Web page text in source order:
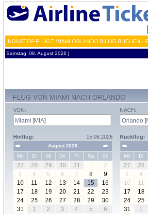
NONSTOP FLÜGE MIAMI ORLANDO BILLIG BUCHEN -
Samstag, 08. August 2026 ¦
FLUG VON MIAMI NACH ORLANDO
VON:
Hinflug: 15.08.2026
August 2026
Mo
Di Mi Do Fr Sa So
27 28 29 30 31 1
2
3
4 5 6 7 8
9
10
11 12 13 14 15
16
17
18 19 20 21 22
23
24
25 26 27 28 29
30
31
1 2 3 4 5 6
NACH:
Rückflug:
Mo
Di
27 28
3
4
10
11
17
18
24
25
31
1